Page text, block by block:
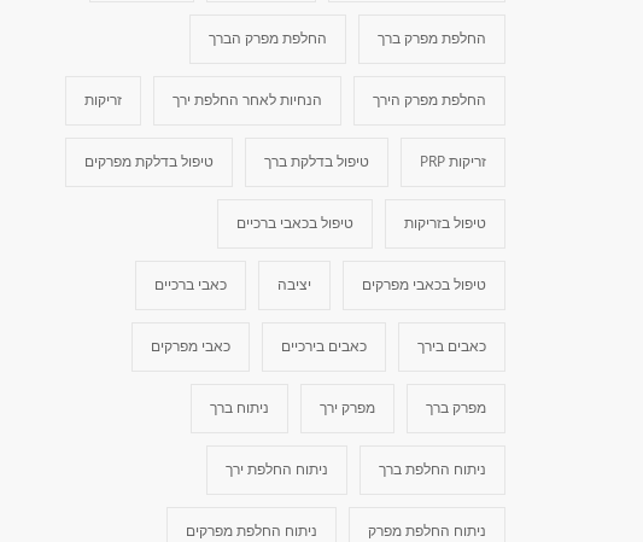
החלפת מפרק ברך החלפת מפרק הברך
החלפת מפרק הירך הנחיות לאחר החלפת ירך זריקות
זריקות PRP טיפול בדלקת ברך טיפול בדלקת מפרקים
טיפול בזריקות טיפול בכאבי ברכיים
טיפול בכאבי מפרקים יציבה כאבי ברכיים
כאבים בירך כאבים בירכיים כאבי מפרקים
מפרק ברך מפרק ירך ניתוח ברך
ניתוח החלפת ברך ניתוח החלפת ירך
ניתוח החלפת מפרק ניתוח החלפת מפרקים